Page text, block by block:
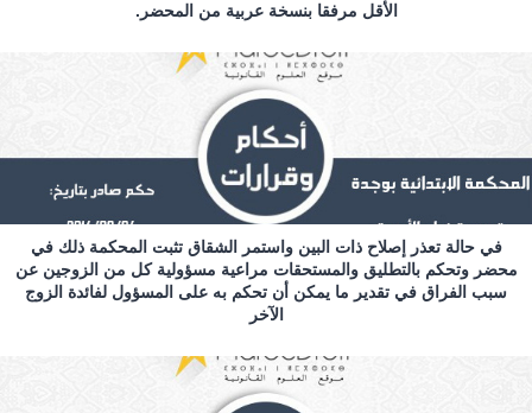
الأقل مرفقا بنسخة عربية من المحضر.
في حالة تعذر إصلاح ذات البين واستمر الشقاق تثبت المحكمة ذلك في
محضر وتحكم بالتطليق والمستحقات مراعية مسؤولية كل من الزوجين عن
سبب الفراق في تقدير ما يمكن أن تحكم به على المسؤول لفائدة الزوج
الآخر